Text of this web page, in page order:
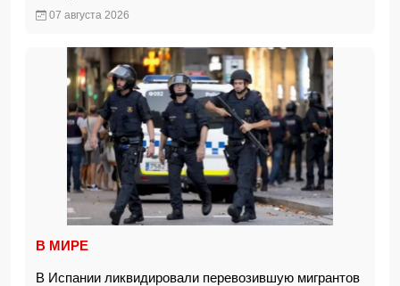
07 августа 2026
В МИРЕ
В Испании ликвидировали перевозившую мигрантов